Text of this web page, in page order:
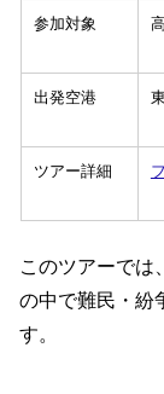
参加対象
出発空港
ツアー詳細
このツアーでは
の中で難民・紛
す。